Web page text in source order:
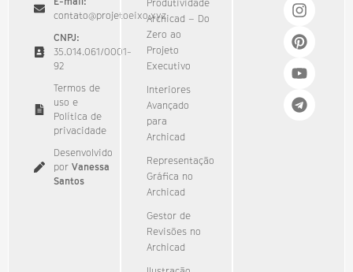
contato@projetoeixo.xyz
CNPJ:
35.014.061/0001-
92​
Termos de
uso e
Política de
privacidade
Desenvolvido
por Vanessa
Santos
Produtividade
Archicad – Do
Zero ao
Projeto
Executivo
Interiores
Avançado
para
Archicad
Representação
Gráfica no
Archicad
Gestor de
Revisões no
Archicad